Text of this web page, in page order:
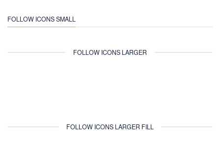
FOLLOW ICONS SMALL
FOLLOW ICONS LARGER
FOLLOW ICONS LARGER FILL